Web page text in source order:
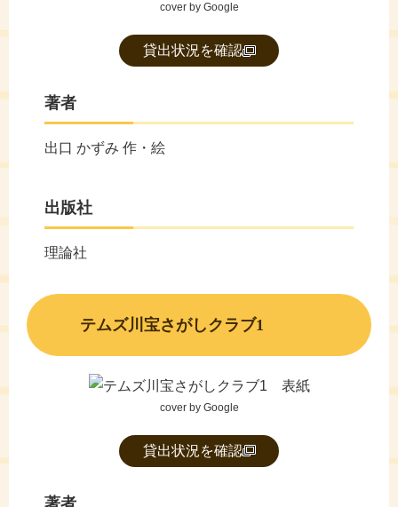
cover by Google
貸出状況を確認
著者
出口 かずみ 作・絵
出版社
理論社
テムズ川宝さがしクラブ1
cover by Google
貸出状況を確認
著者